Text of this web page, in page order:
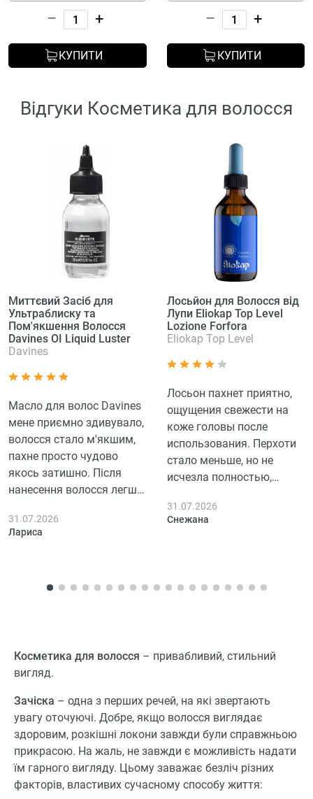
– +
КУПИТИ
– +
КУПИТИ
Відгуки Косметика для волосся
Миттєвий Засіб для
Ультраблиску та
Пом'якшення Волосся
Davines OI Liquid Luster
Davines
Масло для волос Davines
мене приємно здивувало,
волосся стало м'якшим,
пахне просто чудово
якось затишно. Після
нанесення волосся легше
більш гладке, хоча на
пухнастість особливо не
що волосся виглядає
обважнює.
31.07.2026
Лариса
Лосьйон для Волосся від
Лупи Eliokap Top Level
Lozione Forfora
Eliokap Top Level
Лосьон пахнет приятно,
ощущения свежести на
коже головы после
использования. Перхоти
стало меньше, но не
исчезла полностью,
31.07.2026
Снежана
Косметика для волосся – привабливий, стильний
вигляд.
Зачіска – одна з перших речей, на які звертають
увагу оточуючі. Добре, якщо волосся виглядає
здоровим, розкішні локони завжди були справжньою
прикрасою. На жаль, не завжди є можливість надати
їм гарного вигляду. Цьому заважає безліч різних
факторів, властивих сучасному способу життя: